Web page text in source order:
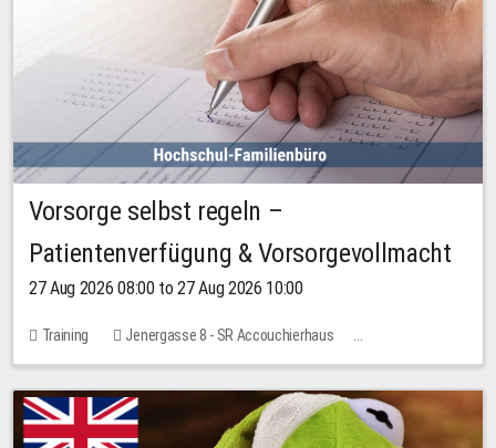
Vorsorge selbst regeln –
Patientenverfügung & Vorsorgevollmacht
27 Aug 2026 08:00 to 27 Aug 2026 10:00
Training
Jenergasse 8 - SR Accouchierhaus
No free places